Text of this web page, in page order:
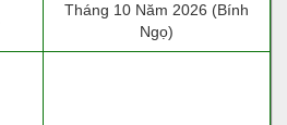
Tháng 10 Năm 2026 (Bính
Ngọ)